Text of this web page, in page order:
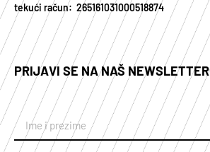
tekući račun: 265161031000518874
PRIJAVI SE NA NAŠ NEWSLETTER